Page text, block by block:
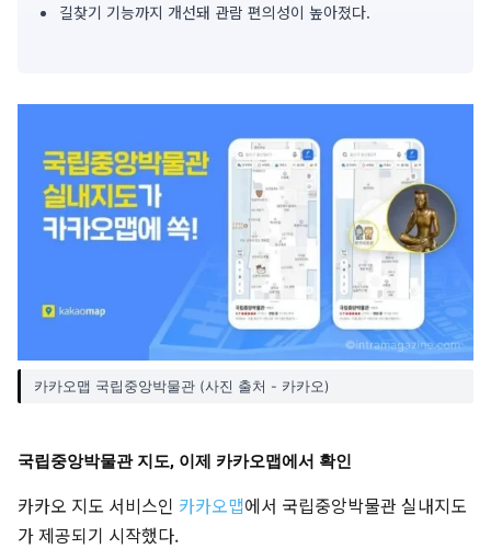
요
길찾기 기능까지 개선돼 관람 편의성이 높아졌다.
카카오맵 국립중앙박물관 (사진 출처 - 카카오)
국립중앙박물관 지도, 이제 카카오맵에서 확인
카카오 지도 서비스인 카카오맵에서 국립중앙박물관 실내지도
가 제공되기 시작했다.